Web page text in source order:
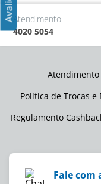
Atendimento
4020 5054
Atendimento
Política de Trocas e
Regulamento
Fale com